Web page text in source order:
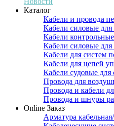
Каталог
Кабели и провода
Кабели силовые
Кабели
Кабели силовые
Кабели для систем
Кабели для цепей
Кабели судовые
Провода для
Провода и кабели
Провода и шнуры
Online Заказ
Арматура